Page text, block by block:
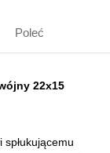
Poleć
22x15